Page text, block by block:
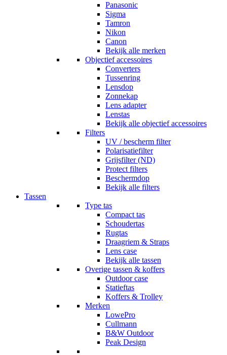
Panasonic
Sigma
Tamron
Nikon
Canon
Bekijk alle merken
Objectief accessoires
Converters
Tussenring
Lensdop
Zonnekap
Lens adapter
Lenstas
Bekijk alle objectief accessoires
Filters
UV / bescherm filter
Polarisatiefilter
Grijsfilter (ND)
Protect filters
Beschermdop
Bekijk alle filters
Tassen
Type tas
Compact tas
Schoudertas
Rugtas
Draagriem & Straps
Lens case
Bekijk alle tassen
Overige tassen & koffers
Outdoor case
Statieftas
Koffers & Trolley
Merken
LowePro
Cullmann
B&W Outdoor
Peak Design